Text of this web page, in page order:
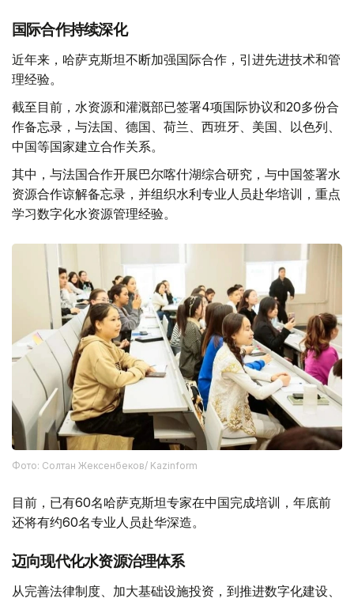
国际合作持续深化
近年来，哈萨克斯坦不断加强国际合作，引进先进技术和管
理经验。
截至目前，水资源和灌溉部已签署4项国际协议和20多份合
作备忘录，与法国、德国、荷兰、西班牙、美国、以色列、
中国等国家建立合作关系。
其中，与法国合作开展巴尔喀什湖综合研究，与中国签署水
资源合作谅解备忘录，并组织水利专业人员赴华培训，重点
学习数字化水资源管理经验。
Фото: Солтан Жексенбеков/ Kazinform
目前，已有60名哈萨克斯坦专家在中国完成培训，年底前
还将有约60名专业人员赴华深造。
迈向现代化水资源治理体系
从完善法律制度、加大基础设施投资，到推进数字化建设、